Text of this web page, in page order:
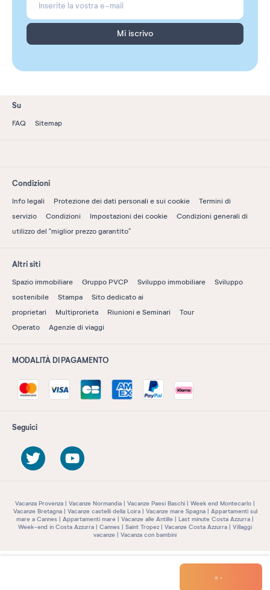
Mi iscrivo
Su
FAQ Sitemap
Condizioni
Info legali Protezione dei dati personali e sui cookie
Termini di
servizio
Condizioni Impostazioni dei cookie
Condizioni generali di
utilizzo del “miglior prezzo garantito”
Altri siti
Spazio immobiliare Gruppo PVCP Sviluppo immobiliare
Sviluppo
sostenibile
Stampa
Sito dedicato ai
proprietari
Multiprorieta Riunioni e Seminari
Tour
Operato
Agenzie di viaggi
MODALITÀ DI PAGAMENTO
Seguici
Vacanza Provenza Vacanze Normandia Vacanze Paesi Baschi
Week end Montecarlo
Vacanze Bretagna
Vacanze castelli della Loira Vacanze mare Spagna
Appartamenti sul
mare a Cannes
Appartamenti mare Vacanze alle Antille
Last minute Costa Azzurra
Week-end in Costa Azzurra
Cannes Saint Tropez Vacanze Costa Azzurra
Villaggi
vacanze
Vacanza con bambini